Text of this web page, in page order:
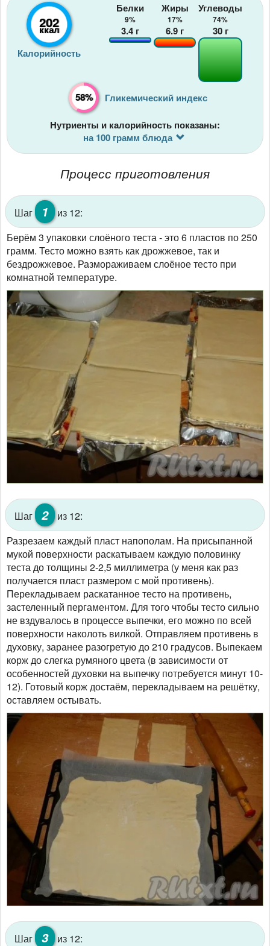
202
ккал
Калорийность
Белки
9%
3.4 г
Жиры
17%
6.9 г
Углеводы
74%
30г
58% Гликемический индекс
Нутриенты и калорийность показаны:
на 100 грамм блюда
Процесс приготовления
Шаг 1
из 12:
Берём 3 упаковки слоёного теста - это 6 пластов по 250
грамм. Тесто можно взять как дрожжевое, так и
бездрожжевое. Размораживаем слоёное тесто при
комнатной температуре.
Шаг 2
из 12:
Разрезаем каждый пласт напополам. На присыпанной
мукой поверхности раскатываем каждую половинку
теста до толщины 2-2,5 миллиметра (у меня как раз
получается пласт размером с мой противень).
Перекладываем раскатанное тесто на противень,
застеленный пергаментом. Для того чтобы тесто сильно
не вздувалось в процессе выпечки, его можно по всей
поверхности наколоть вилкой. Отправляем противень в
духовку, заранее разогретую до 210 градусов. Выпекаем
корж до слегка румяного цвета (в зависимости от
особенностей духовки на выпечку потребуется минут 10-
12). Готовый корж достаём, перекладываем на решётку,
оставляем остывать.
Шаг 3 из 12: